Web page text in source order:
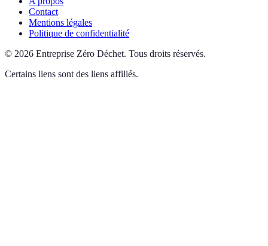
Contact
Mentions légales
Politique de confidentialité
© 2026 Entreprise Zéro Déchet. Tous droits réservés.
Certains liens sont des liens affiliés.